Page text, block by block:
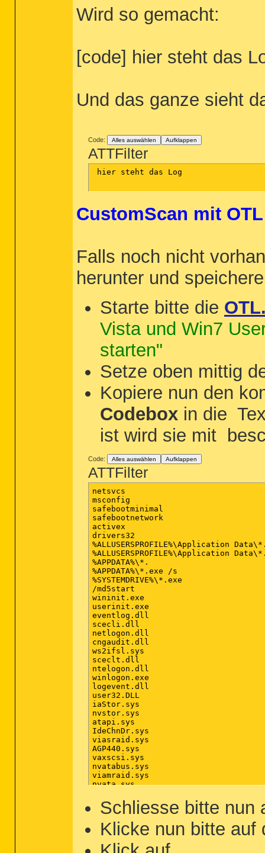
Wird so gemacht:
[code] hier steht das
Und das ganze sieht
Code: Alles auswählen Aufklappen
ATTFilter
hier steht das Log
CustomScan mit OTL
Falls noch nicht
herunter und
Starte bitte die
Vista und Win7
starten"
Setze oben mittig
Kopiere nun den
Codebox in die
ist wird sie mit
Code: Alles auswählen Aufklappen
ATTFilter
netsvcs
msconfig
safebootminimal
safebootnetwork
activex
drivers32
%ALLUSERSPROFILE%\Application
%ALLUSERSPROFILE%\Application
%APPDATA%\*.
%APPDATA%\*.exe /s
%SYSTEMDRIVE%\*.exe
/md5start
wininit.exe
userinit.exe
eventlog.dll
scecli.dll
netlogon.dll
cngaudit.dll
ws2ifsl.sys
sceclt.dll
ntelogon.dll
winlogon.exe
logevent.dll
user32.DLL
iaStor.sys
nvstor.sys
atapi.sys
IdeChnDr.sys
viasraid.sys
AGP440.sys
vaxscsi.sys
nvatabus.sys
viamraid.sys
nvata.sys
iastorv.sys
ViPrt.sys
ahcix86.sys
KR10N.sys
nvstor32.sys
Schliesse bitte nun
Klicke nun bitte auf